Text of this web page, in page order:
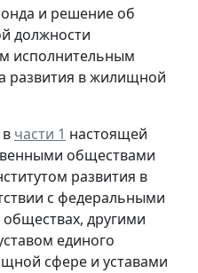
и решение об
должности
исполнительным
развития в жилищной
части 1 настоящей
обществами
развития в
с федеральными
другими
единого
сфере и уставами